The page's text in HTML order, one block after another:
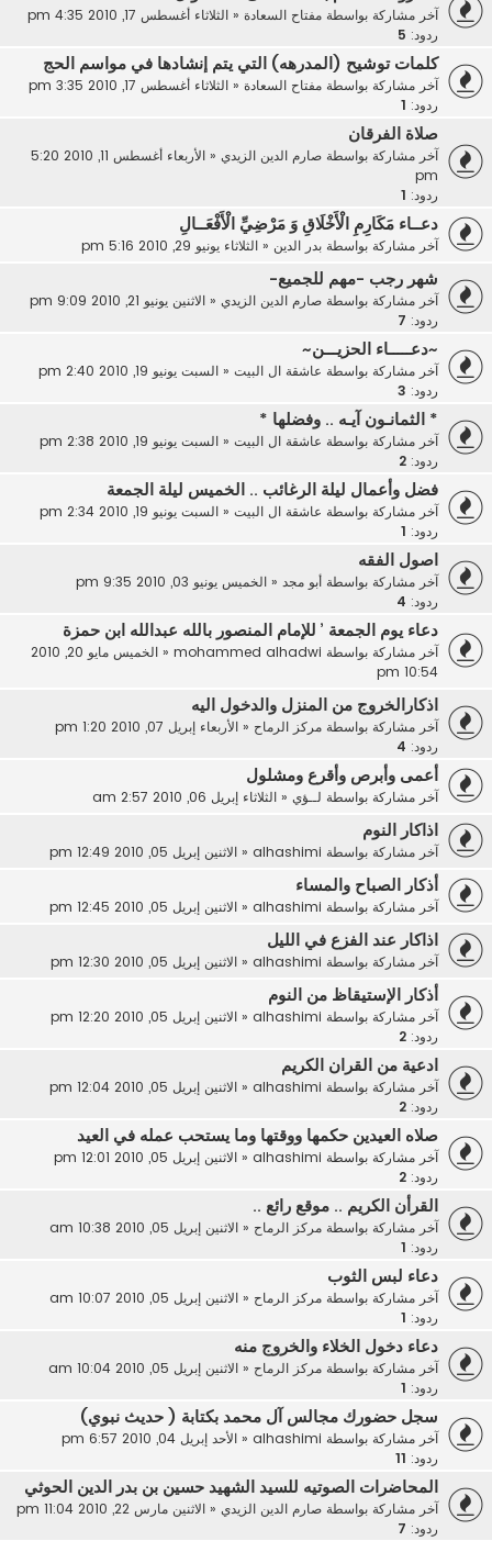
آخر مشاركة بواسطة مفتاح السعادة« الثلاثاء أغسطس 17, 2010 4:35 pm
ردود: 5
كلمات توشيح (المدرهه) التي يتم إنشادها في مواسم الحج
آخر مشاركة بواسطة مفتاح السعادة« الثلاثاء أغسطس 17, 2010 3:35 pm
ردود:
صلاة الفرقان
آخر مشاركة بواسطة صارم الدين الزيدي«
الأربعاء أغسطس 11, 2010 5:20
pm
ردود:
دعــاء مَكَارِمِ الْأَخْلَاقِ وَ مَرْضِيِّ الْأَفْعَــالِ
آخر مشاركة بواسطة بدر الدين« الثلاثاء يونيو 29, 2010 5:16 pm
شهر رجب -مهم للجميع-
آخر مشاركة بواسطة صارم الدين الزيدي« الاثنين يونيو 21, 2010 9:09 pm
ردود: 7
~دعـــــاء الحزيـــن~
آخر مشاركة بواسطة عاشقة ال البيت« السبت يونيو 19, 2010 2:40 pm
ردود: 3
* الثمانـون آيـه .. وفضلها *
آخر مشاركة بواسطة عاشقة ال البيت« السبت يونيو 19, 2010 2:38 pm
ردود: 2
فضل وأعمال ليلة الرغائب .. الخميس ليلة الجمعة
آخر مشاركة بواسطة عاشقة ال البيت« السبت يونيو 19, 2010 2:34 pm
ردود:
اصول الفقه
آخر مشاركة بواسطة أبو مجد« الخميس يونيو 03, 2010 9:35 pm
ردود: 4
دعاء يوم الجمعة ’ للإمام المنصور بالله عبدالله ابن حمزة
آخر مشاركة بواسطة mohammed alhadwi
«
الخميس مايو 20, 2010
10:54 pm
اذكارالخروج من المنزل والدخول اليه
آخر مشاركة بواسطة مركز الرماح« الأربعاء إبريل 07, 2010 1:20 pm
ردود: 4
أعمى وأبرص وأقرع ومشلول
آخر مشاركة بواسطة لــؤي« الثلاثاء إبريل 06, 2010 2:57 am
اذاكار النوم
آخر مشاركة بواسطة alhashimi
« الاثنين إبريل 05, 2010 12:49 pm
أذكار الصباح والمساء
آخر مشاركة بواسطة alhashimi
« الاثنين إبريل 05, 2010 12:45 pm
اذاكار عند الفزع في الليل
آخر مشاركة بواسطة alhashimi
« الاثنين إبريل 05, 2010 12:30 pm
أذكار الإستيقاظ من النوم
آخر مشاركة بواسطة alhashimi
« الاثنين إبريل 05, 2010 12:20 pm
ردود: 2
ادعية من القران الكريم
آخر مشاركة بواسطة alhashimi
« الاثنين إبريل 05, 2010 12:04 pm
ردود: 2
صلاه العيدين حكمها ووقتها وما يستحب عمله في العيد
آخر مشاركة بواسطة alhashimi
« الاثنين إبريل 05, 2010 12:01 pm
ردود: 2
القرأن الكريم .. موقع رائع ..
آخر مشاركة بواسطة مركز الرماح« الاثنين إبريل 05, 2010 10:38 am
ردود:
دعاء لبس الثوب
آخر مشاركة بواسطة مركز الرماح« الاثنين إبريل 05, 2010 10:07 am
ردود:
دعاء دخول الخلاء والخروج منه
آخر مشاركة بواسطة مركز الرماح« الاثنين إبريل 05, 2010 10:04 am
ردود:
سجل حضورك مجالس آل محمد بكتابة ( حديث نبوي)
آخر مشاركة بواسطة alhashimi
« الأحد إبريل 04, 2010 6:57 pm
ردود: 11
المحاضرات الصوتيه للسيد الشهيد حسين بن بدر الدين الحوثي
آخر مشاركة بواسطة صارم الدين الزيدي« الاثنين مارس 22, 2010 11:04 pm
ردود: 7